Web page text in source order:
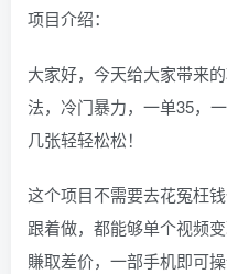
项目介绍：
大家好，今天给大家带来
法，冷门暴力，一单35，
几张轻轻松松！
这个项目不需要去花冤枉
跟着做，都能够单个视频
賺取差价，一部手机即可